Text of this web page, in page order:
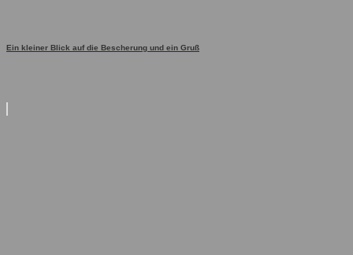
Ein kleiner Blick auf die Bescherung und ein Gruß